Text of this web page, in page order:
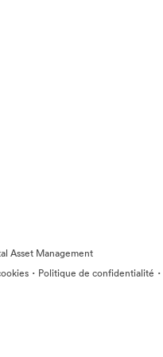
Asset Management
· Politique de confidentialité ·